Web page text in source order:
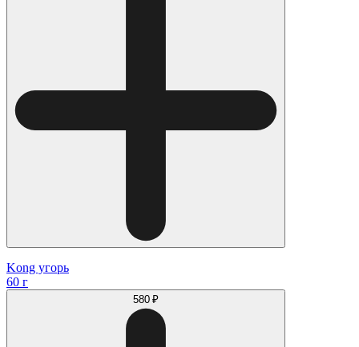
Kong угорь
60 г
580 ₽